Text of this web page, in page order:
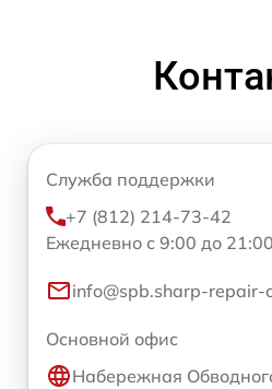
Служба поддержки
+7 (812) 214-73-42
Ежедневно с 9:00 до 21:00
info@spb.sharp-repair-
Основной офис
Набережная